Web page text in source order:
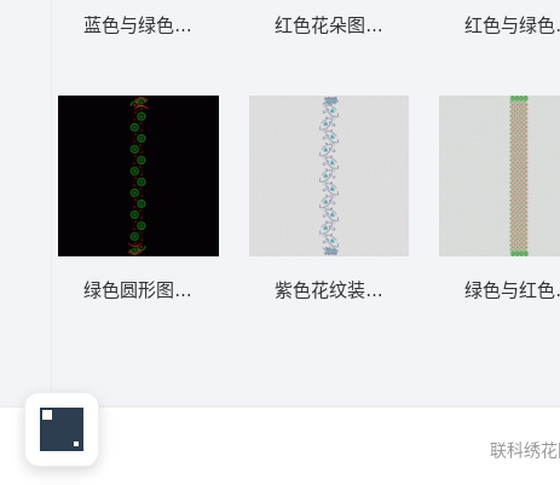
蓝色与绿色蕾丝图案排列 窗帘
绿色圆形图案装饰纹样 窗帘
红色花朵图案垂直排列 窗帘
紫色花纹装饰图案 窗帘
红色与绿
绿色与红
联科绣